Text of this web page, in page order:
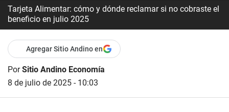
Tarjeta Alimentar: cómo y dónde reclamar si no cobraste el
beneficio en julio 2025
Agregar Sitio Andino en
PorSitio Andino Economía
8 de julio de 2025 - 10:03